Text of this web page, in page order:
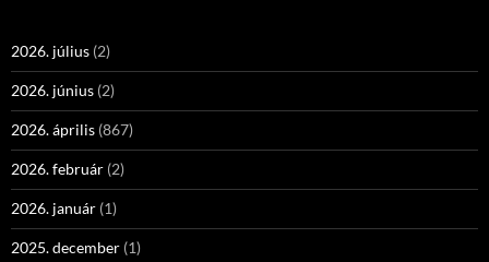
2026. július (2)
2026. június (2)
2026. április (867)
2026. február (2)
2026. január (1)
2025. december (1)